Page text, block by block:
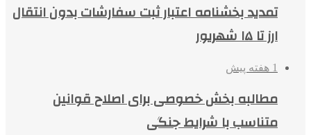
تمدید بخشنامه اعتبار ثبت سفارشات بدون انتقال
ارز تا ۱۵ شهریور
1 هفته پیش
مطالبه بخش خصوصی برای اصلاح قوانین
متناسب با شرایط جنگی